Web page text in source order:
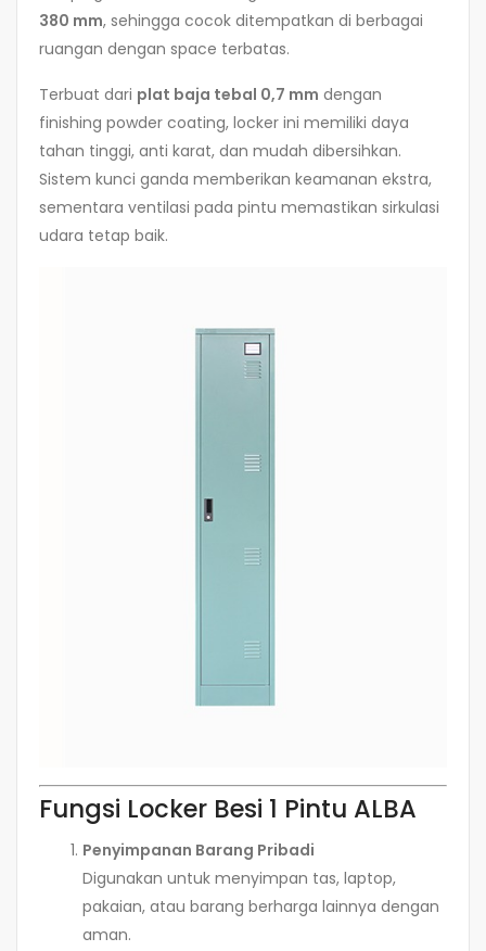
380 mm, sehingga cocok ditempatkan di berbagai
ruangan dengan space terbatas.
Terbuat dari plat baja tebal 0,7 mm dengan
finishing powder coating, locker ini memiliki daya
tahan tinggi, anti karat, dan mudah dibersihkan.
Sistem kunci ganda memberikan keamanan ekstra,
sementara ventilasi pada pintu memastikan sirkulasi
udara tetap baik.
Fungsi Locker Besi 1 Pintu ALBA
Penyimpanan Barang Pribadi
Digunakan untuk menyimpan tas, laptop,
pakaian, atau barang berharga lainnya dengan
aman.